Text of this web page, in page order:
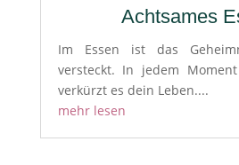
Achtsames
Im Essen ist das
versteckt. In jedem
verkürzt es dein Leben....
mehr lesen